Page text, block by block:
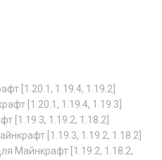
[1.20.1, 1.19.4, 1.19.2]
[1.20.1, 1.19.4, 1.19.3]
[1.19.3, 1.19.2, 1.18.2]
[1.19.3, 1.19.2, 1.18.2]
Майнкрафт [1.19.2, 1.18.2,